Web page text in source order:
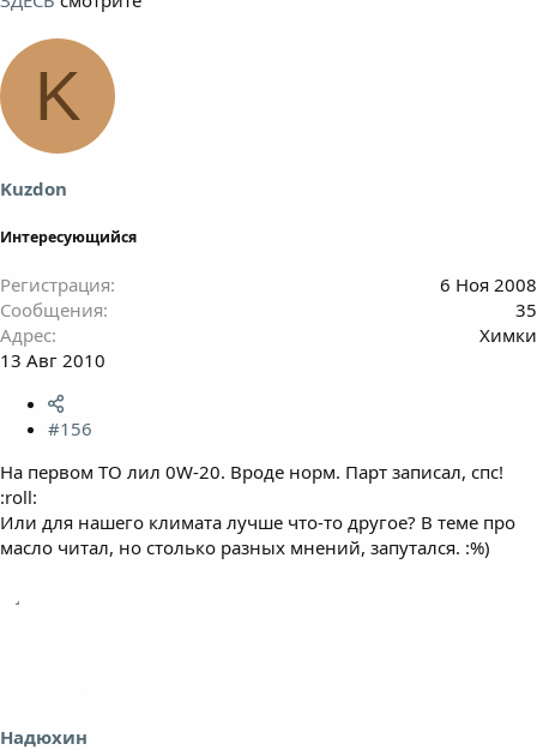
K
Kuzdon
Интересующийся
Регистрация
6 Ноя 2008
Сообщения
35
Адрес
Химки
13 Авг 2010
#156
На первом ТО лил 0W-20. Вроде норм. Парт записал, спс!
:roll:
Или для нашего климата лучше что-то другое? В теме про
масло читал, но столько разных мнений, запутался. :%)
Надюхин